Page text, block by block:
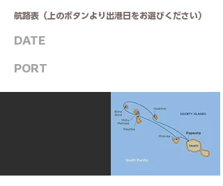
航路表（上のボタンより出港日をお選びください）
DATE
PORT